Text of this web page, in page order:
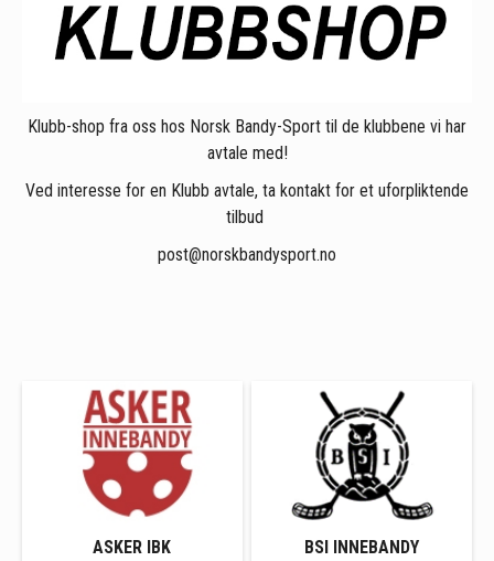
Klubb-shop fra oss hos Norsk Bandy-Sport til de klubbene vi har
avtale med!
Ved interesse for en Klubb avtale, ta kontakt for et uforpliktende
tilbud
post@norskbandysport.no
ASKER IBK BSI INNEBANDY